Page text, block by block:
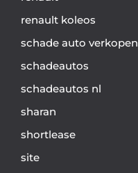
renault koleos
schade auto verkopen
schadeautos
schadeautos nl
sharan
shortlease
site